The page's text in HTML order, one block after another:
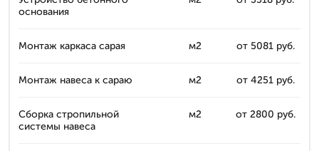
основания
Монтаж каркаса сарая м2 от 5081 руб.
Монтаж навеса к сараю м2 от 4251 руб.
Сборка стропильной
системы навеса
м2 от 2800 руб.